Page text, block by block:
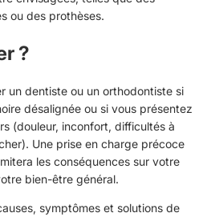
ou des prothèses.
?
un dentiste ou un orthodontiste si
désalignée ou si vous présentez
(douleur, inconfort, difficultés à
Une prise en charge précoce
les conséquences sur votre
bien-être général.